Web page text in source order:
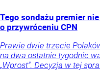
Tego sondażu premier
o przywróceniu CPN
Prawie dwie trzecie
na dwa ostatnie tygodnie
„Wprost”. Decyzja w tej